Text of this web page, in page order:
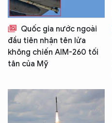
Quốc gia nước ngoài
đầu tiên nhận tên lửa
không chiến AIM-260 tối
tân của Mỹ